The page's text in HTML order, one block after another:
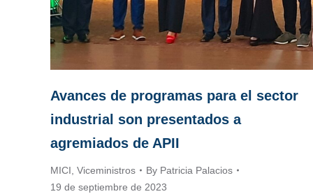
Avances de programas para el sector
industrial son presentados a
agremiados de APII
MICI Viceministros By Patricia Palacios
19 de septiembre de 2023